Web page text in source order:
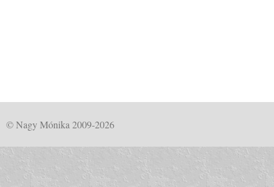
© Nagy Mónika 2009-2026